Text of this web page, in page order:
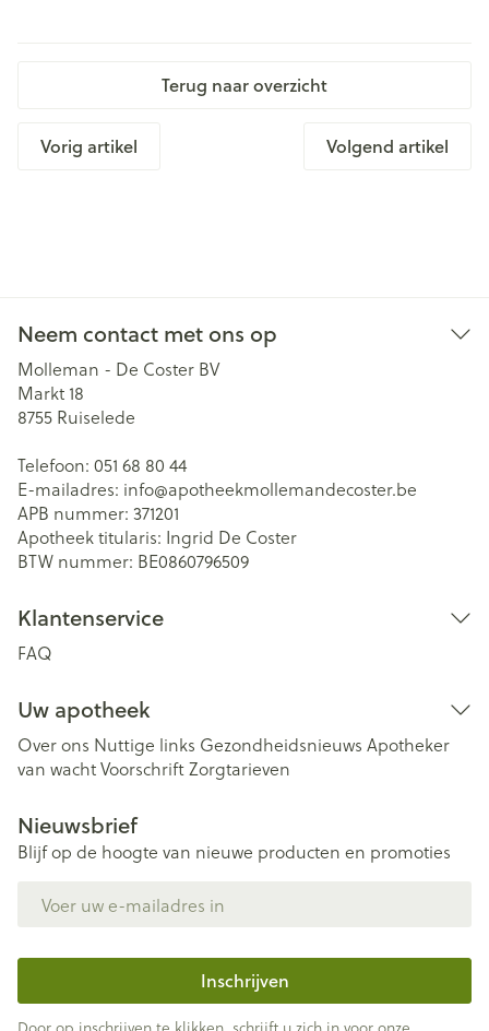
Terug naar overzicht
Vorig artikel Volgend artikel
Neem contact met ons op
Molleman - De Coster BV
Markt 18
8755 Ruiselede
Telefoon: 051 68 80 44
E-mailadres: info@apotheekmollemandecoster.be
APB nummer: 371201
Apotheek titularis: Ingrid De Coster
BTW nummer: BE0860796509
Klantenservice
FAQ
Uw apotheek
Over ons Nuttige links Gezondheidsnieuws Apotheker
van wachtVoorschriftZorgtarieven
Nieuwsbrief
Blijf op de hoogte van nieuwe producten en promoties
Inschrijven